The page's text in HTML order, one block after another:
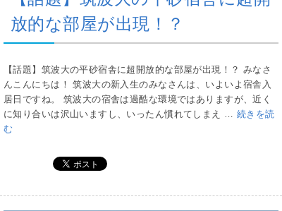
放的な部屋が出現！？
【話題】筑波大の平砂宿舎に超開放的な部屋が出現！？ みなさ
んこんにちは！ 筑波大の新入生のみなさんは、いよいよ宿舎入
居日ですね。 筑波大の宿舎は過酷な環境ではありますが、近く
に知り合いは沢山いますし、いったん慣れてしまえ … 続きを読
む